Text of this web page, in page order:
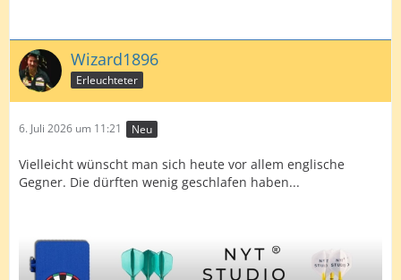
Wizard1896
Erleuchteter
6. Juli 2026 um 11:21 Neu
Vielleicht wünscht man sich heute vor allem englische
Gegner. Die dürften wenig geschlafen haben...